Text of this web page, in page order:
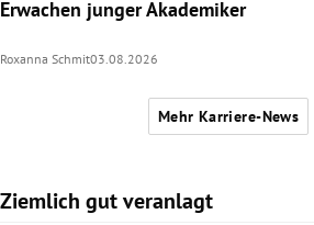
Erwachen junger Akademiker
Roxanna Schmit03.08.2026
Mehr Karriere-News
Ziemlich gut veranlagt